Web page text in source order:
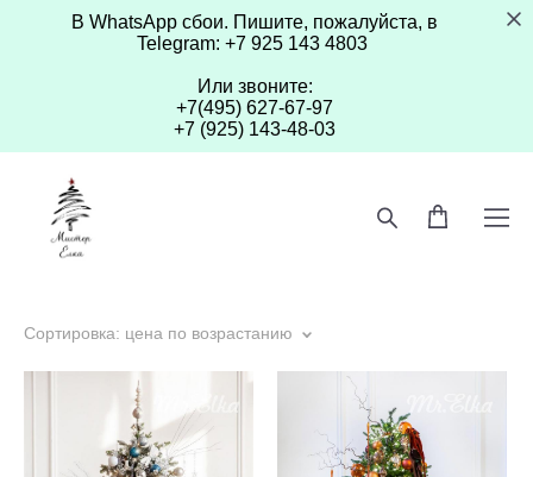
В WhatsApp сбои. Пишите, пожалуйста, в
Telegram: +7 925 143 4803
Или звоните:
+7(495) 627-67-97
+7 (925) 143-48-03
Сортировка: цена по возрастанию